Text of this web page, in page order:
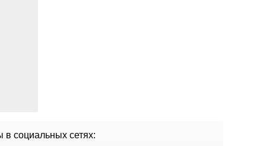
в социальных сетях: